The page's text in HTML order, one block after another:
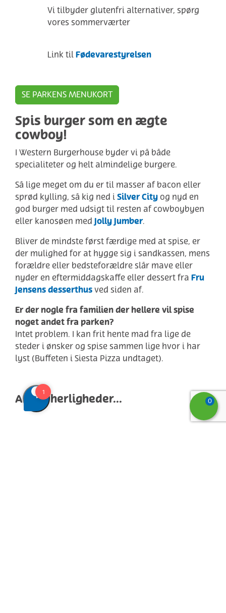
Vi tilbyder glutenfri alternativer, spørg
vores sommerværter
Link til Fødevarestyrelsen
SE PARKENS MENUKORT
Spis burger som en ægte
cowboy!
I Western Burgerhouse byder vi på både
specialiteter og helt almindelige burgere.
Så lige meget om du er til masser af bacon eller
sprød kylling, så kig ned i Silver City og nyd en
god burger med udsigt til resten af cowboybyen
eller kanosøen med Jolly Jumber.
Bliver de mindste først færdige med at spise, er
der mulighed for at hygge sig i sandkassen, mens
forældre eller bedsteforældre slår mave eller
nyder en eftermiddagskaffe eller dessert fra Fru
Jensens desserthus ved siden af.
Er der nogle fra familien der hellere vil spise
noget andet fra parken?
Intet problem. I kan frit hente mad fra lige de
steder i ønsker og spise sammen lige hvor i har
lyst (Buffeten i Siesta Pizza undtaget).
Andre herligheder... 0